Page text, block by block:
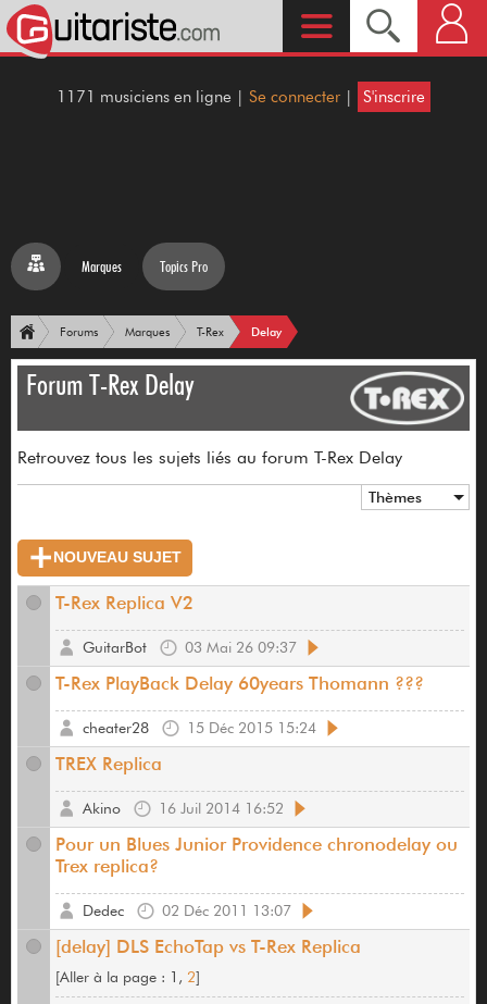
1171 musiciens en ligne | Se connecter | S'inscrire
Marques Topics Pro
Forums Marques T-Rex Delay
Forum T-Rex Delay
Retrouvez tous les sujets liés au forum T-Rex Delay
Thèmes
NOUVEAU SUJET
T-Rex Replica V2
03 Mai 26 09:37
GuitarBot
T-Rex PlayBack Delay 60years Thomann ???
15 Déc 2015 15:24
cheater28
TREX Replica
16 Juil 2014 16:52
Akino
Pour un Blues Junior Providence chronodelay ou
Trex replica?
02 Déc 2011 13:07
Dedec
[delay] DLS EchoTap vs T-Rex Replica
[Aller à la page : 1, 2]